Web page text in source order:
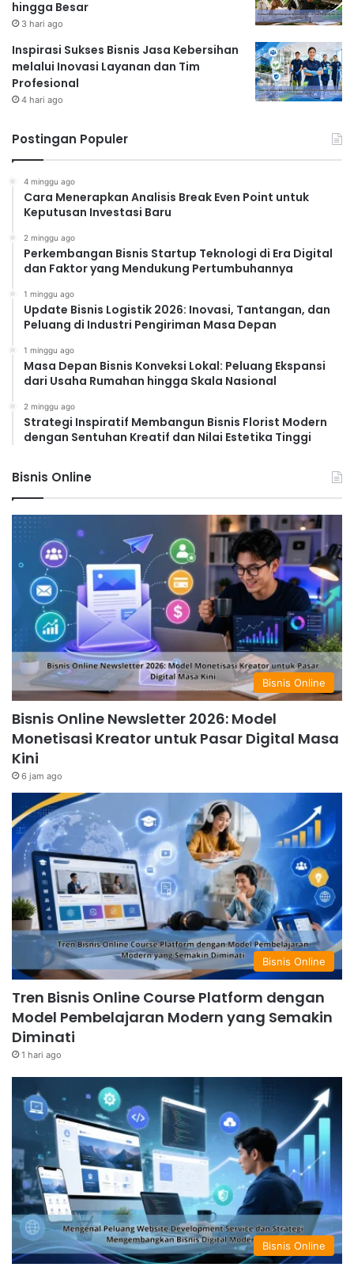
hingga Besar
3 hari ago
Inspirasi Sukses Bisnis Jasa Kebersihan
melalui Inovasi Layanan dan Tim
Profesional
4 hari ago
Postingan Populer
4 minggu ago
Cara Menerapkan Analisis Break Even Point untuk
Keputusan Investasi Baru
2 minggu ago
Perkembangan Bisnis Startup Teknologi di Era Digital
dan Faktor yang Mendukung Pertumbuhannya
1 minggu ago
Update Bisnis Logistik 2026: Inovasi, Tantangan, dan
Peluang di Industri Pengiriman Masa Depan
1 minggu ago
Masa Depan Bisnis Konveksi Lokal: Peluang Ekspansi
dari Usaha Rumahan hingga Skala Nasional
2 minggu ago
Strategi Inspiratif Membangun Bisnis Florist Modern
dengan Sentuhan Kreatif dan Nilai Estetika Tinggi
Bisnis Online
Bisnis Online
Bisnis Online Newsletter 2026: Model
Monetisasi Kreator untuk Pasar Digital Masa
Kini
6 jam ago
Bisnis Online
Tren Bisnis Online Course Platform dengan
Model Pembelajaran Modern yang Semakin
Diminati
1 hari ago
Bisnis Online